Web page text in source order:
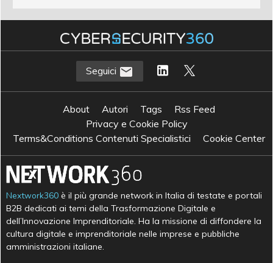
Seguici
About Autori Tags
Rss Feed
Privacy e Cookie Policy
Terms&Conditions Contenuti Specialistici
Cookie Center
Nextwork360 è il più grande network in Italia di testate e portali
B2B dedicati ai temi della Trasformazione Digitale e
dell’Innovazione Imprenditoriale. Ha la missione di diffondere la
cultura digitale e imprenditoriale nelle imprese e pubbliche
amministrazioni italiane.